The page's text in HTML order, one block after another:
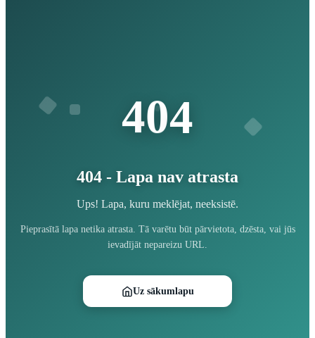
404
404 - Lapa nav atrasta
Ups! Lapa, kuru meklējat, neeksistē.
Pieprasītā lapa netika atrasta. Tā varētu būt pārvietota, dzēsta, vai jūs
ievadījāt nepareizu URL.
Uz sākumlapu